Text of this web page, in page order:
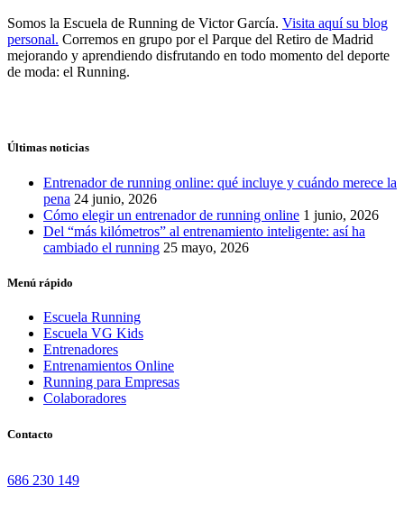
Somos la Escuela de Running de Victor García. Visita aquí su blog
personal. Corremos en grupo por el Parque del Retiro de Madrid
mejorando y aprendiendo disfrutando en todo momento del deporte
de moda: el Running.
Últimas noticias
Entrenador de running online: qué incluye y cuándo merece la
pena 24 junio, 2026
Cómo elegir un entrenador de running online 1 junio, 2026
Del “más kilómetros” al entrenamiento inteligente: así ha
cambiado el running 25 mayo, 2026
Menú rápido
Escuela Running
Escuela VG Kids
Entrenadores
Entrenamientos Online
Running para Empresas
Colaboradores
Contacto
686 230 149